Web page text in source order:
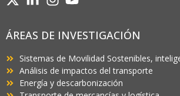
ÁREAS DE INVESTIGACIÓN
Sistemas de Movilidad Sostenibles,
Análisis de impactos del transporte
Energía y descarbonización